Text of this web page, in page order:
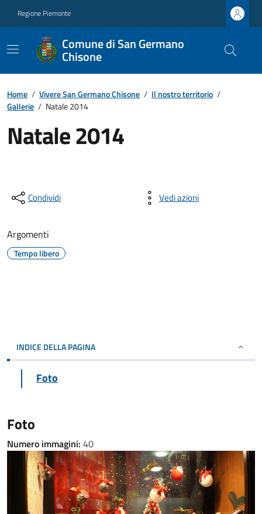
Regione Piemonte
Comune di San Germano
Chisone
Home / Vivere San Germano Chisone / Il nostro territorio /
Gallerie / Natale 2014
Natale 2014
Condividi Vedi azioni
Argomenti
Tempo libero
INDICE DELLA PAGINA
Foto
Foto
Numero immagini: 40